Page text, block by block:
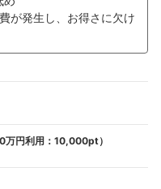
が発生し、お得さに欠け
万円利用：10,000pt）